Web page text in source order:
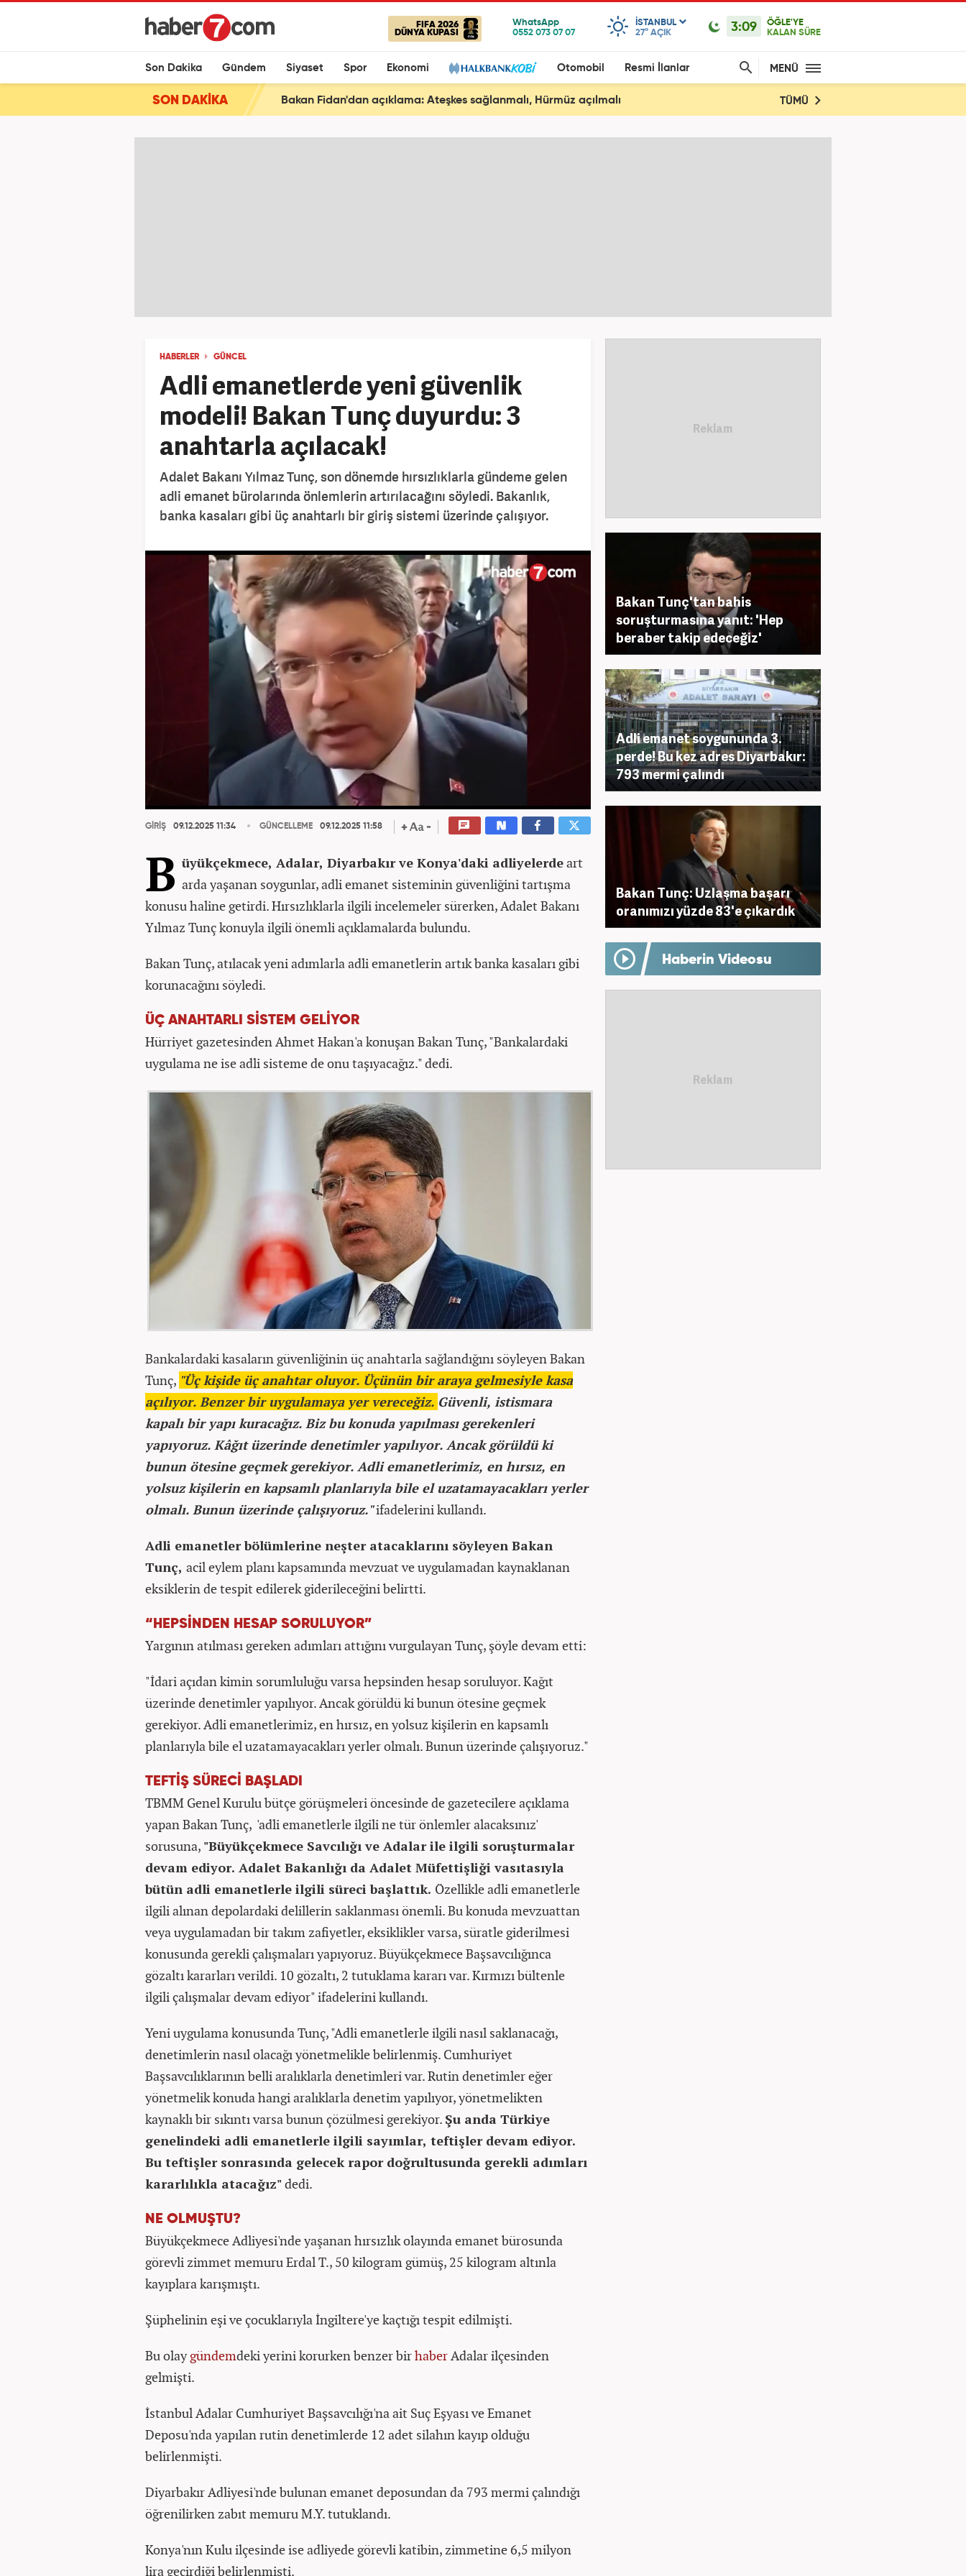
FIFA 2026
DÜNYA KUPASI
ISTANBUL
27° AÇIK 3:09
ÖĞLE'YE
KALAN SÜRE
Son Dakika Gündem Siyaset Spor Ekonomi Otomobil Resmi İlanlar MENÜ
SON DAKİKA Bakan Fidan'dan açıklama: Ateşkes sağlanmalı, Hürmüz açılmalı TÜMÜ
HABERLER GÜNCEL
Adli emanetlerde yeni güvenlik
modeli! Bakan Tunç duyurdu: 3
anahtarla açılacak!
Adalet Bakanı Yılmaz Tunç, son dönemde hırsızlıklarla gündeme gelen
adli emanet bürolarında önlemlerin artırılacağını söyledi. Bakanlık,
banka kasaları gibi üç anahtarlı bir giriş sistemi üzerinde çalışıyor.
GİRİŞ 09.12.2025 11:34 GÜNCELLEME 09.12.2025 11:58
B üyükçekmece, Adalar, Diyarbakır ve Konya'daki adliyelerdeart
arda yaşanan soygunlar, adli emanet sisteminin güvenliğini tartışma
konusu haline getirdi. Hırsızlıklarla ilgili incelemeler sürerken, Adalet Bakanı
Yılmaz Tunç konuyla ilgili önemli açıklamalarda bulundu.
Bakan Tunç, atılacak yeni adımlarla adli emanetlerin artık banka kasaları gibi
korunacağını söyledi.
ÜÇ ANAHTARLI SİSTEM GELİYOR
Hürriyet gazetesinden Ahmet Hakan'a konuşan Bakan Tunç, "Bankalardaki
uygulama ne ise adli sisteme de onu taşıyacağız." dedi.
Bankalardaki kasaların güvenliğinin üç anahtarla sağlandığını söyleyen Bakan
Tunç, "Üç kişide üç anahtar oluyor. Üçünün bir araya gelmesiyle kasa
açılıyor. Benzer bir uygulamaya yer vereceğiz. Güvenli, istismara
kapalı bir yapı kuracağız. Biz bu konuda yapılması gerekenleri
yapıyoruz. Kâğıt üzerinde denetimler yapılıyor. Ancak görüldü ki
bunun ötesine geçmek gerekiyor. Adli emanetlerimiz, en hırsız, en
yolsuz kişilerin en kapsamlı planlarıyla bile el uzatamayacakları yerler
olmalı. Bunun üzerinde çalışıyoruz."ifadelerini kullandı.
Adli emanetler bölümlerine neşter atacaklarını söyleyen Bakan
Tunç, acil eylem planı kapsamında mevzuat ve uygulamadan kaynaklanan
eksiklerin de tespit edilerek giderileceğini belirtti.
“HEPSİNDEN HESAP SORULUYOR”
Yargının atılması gereken adımları attığını vurgulayan Tunç, şöyle devam etti:
"İdari açıdan kimin sorumluluğu varsa hepsinden hesap soruluyor. Kağıt
üzerinde denetimler yapılıyor. Ancak görüldü ki bunun ötesine geçmek
gerekiyor. Adli emanetlerimiz, en hırsız, en yolsuz kişilerin en kapsamlı
planlarıyla bile el uzatamayacakları yerler olmalı. Bunun üzerinde çalışıyoruz."
TEFTİŞ SÜRECİ BAŞLADI
TBMM Genel Kurulu bütçe görüşmeleri öncesinde de gazetecilere açıklama
yapan Bakan Tunç, 'adli emanetlerle ilgili ne tür önlemler alacaksınız'
sorusuna, "Büyükçekmece Savcılığı ve Adalar ile ilgili soruşturmalar
devam ediyor. Adalet Bakanlığı da Adalet Müfettişliği vasıtasıyla
bütün adli emanetlerle ilgili süreci başlattık. Özellikle adli emanetlerle
ilgili alınan depolardaki delillerin saklanması önemli. Bu konuda mevzuattan
veya uygulamadan bir takım zafiyetler, eksiklikler varsa, süratle giderilmesi
konusunda gerekli çalışmaları yapıyoruz. Büyükçekmece Başsavcılığınca
gözaltı kararları verildi. 10 gözaltı, 2 tutuklama kararı var. Kırmızı bültenle
ilgili çalışmalar devam ediyor" ifadelerini kullandı.
Yeni uygulama konusunda Tunç, "Adli emanetlerle ilgili nasıl saklanacağı,
denetimlerin nasıl olacağı yönetmelikle belirlenmiş. Cumhuriyet
Başsavcılıklarının belli aralıklarla denetimleri var. Rutin denetimler eğer
yönetmelik konuda hangi aralıklarla denetim yapılıyor, yönetmelikten
kaynaklı bir sıkıntı varsa bunun çözülmesi gerekiyor. Şu anda Türkiye
genelindeki adli emanetlerle ilgili sayımlar, teftişler devam ediyor.
Bu teftişler sonrasında gelecek rapor doğrultusunda gerekli adımları
kararlılıkla atacağız"dedi.
NE OLMUŞTU?
Büyükçekmece Adliyesi'nde yaşanan hırsızlık olayında emanet bürosunda
görevli zimmet memuru Erdal T., 50 kilogram gümüş, 25 kilogram altınla
kayıplara karışmıştı.
Şüphelinin eşi ve çocuklarıyla İngiltere'ye kaçtığı tespit edilmişti.
Bu olaygündemdeki yerini korurken benzer birhaberAdalar ilçesinden
gelmişti.
İstanbul Adalar Cumhuriyet Başsavcılığı'na ait Suç Eşyası ve Emanet
Deposu'nda yapılan rutin denetimlerde 12 adet silahın kayıp olduğu
belirlenmişti.
Diyarbakır Adliyesi'nde bulunan emanet deposundan da 793 mermi çalındığı
öğrenilirken zabıt memuru M.Y. tutuklandı.
Konya'nın Kulu ilçesinde ise adliyede görevli katibin, zimmetine 6,5 milyon
lira geçirdiği belirlenmişti.
Bakan Tunç'tan bahis
soruşturmasına yanıt: 'Hep
beraber takip edeceğiz'
Adli emanet soygununda 3.
perde! Bu kez adres Diyarbakır:
793 mermi çalındı
Bakan Tunç: Uzlaşma başarı
oranımızı yüzde 83'e çıkardık
Haberin Videosu